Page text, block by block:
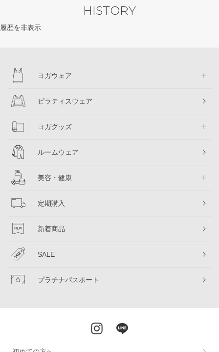
HISTORY
履歴を非表示
ヨガウェア
ピラティスウェア
ヨガグッズ
ルームウェア
美容・健康
定期購入
新着商品
SALE
プラチナパスポート